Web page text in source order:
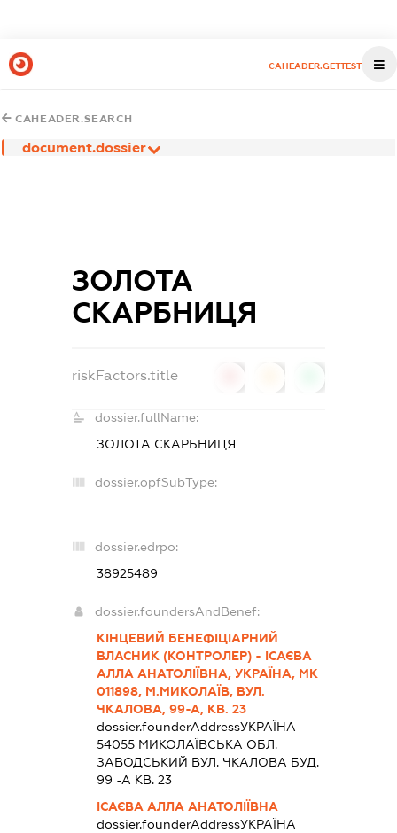
CAHEADER.GETTEST
CAHEADER.SEARCH
document.dossier
ЗОЛОТА
СКАРБНИЦЯ
riskFactors.title
dossier.fullName:
ЗОЛОТА СКАРБНИЦЯ
dossier.opfSubType:
-
dossier.edrpo:
38925489
dossier.foundersAndBenef:
КІНЦЕВИЙ БЕНЕФІЦІАРНИЙ
ВЛАСНИК (КОНТРОЛЕР) - ІСАЄВА
АЛЛА АНАТОЛІЇВНА, УКРАЇНА, МК
011898, М.МИКОЛАЇВ, ВУЛ.
ЧКАЛОВА, 99-А, КВ. 23
dossier.founderAddressУКРАЇНА
54055 МИКОЛАЇВСЬКА ОБЛ.
ЗАВОДСЬКИЙ ВУЛ. ЧКАЛОВА БУД.
99 -А КВ. 23
ІСАЄВА АЛЛА АНАТОЛІЇВНА
dossier.founderAddressУКРАЇНА